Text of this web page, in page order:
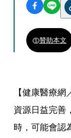
贊助本文
【健康醫療
資源日益完善
時，可能會認